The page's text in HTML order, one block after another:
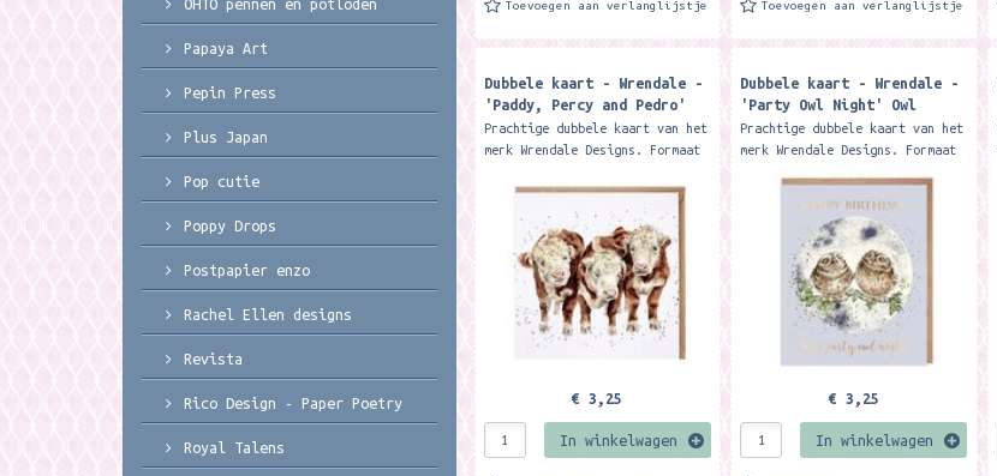
Toevoegen aan verlanglijstje Toevoegen aan verlanglijstje
Dubbele kaart - Wrendale -
'Paddy, Percy and Pedro'
cow card
Prachtige dubbele kaart van het
merk Wrendale Designs. Formaat
Featuring three lovely Hereford
cows this...
€ 3,25
In winkelwagen
Dubbele kaart - Wrendale -
'Party Owl Night' Owl
birthday card
Prachtige dubbele kaart van het
merk Wrendale Designs. Formaat
wishes with this...
€ 3,25
In winkelwagen
OHTO pennen en potloden
Papaya Art
Pepin Press
Plus Japan
Pop cutie
Poppy Drops
Postpapier enzo
Rachel Ellen designs
Revista
Rico Design - Paper Poetry
Royal Talens